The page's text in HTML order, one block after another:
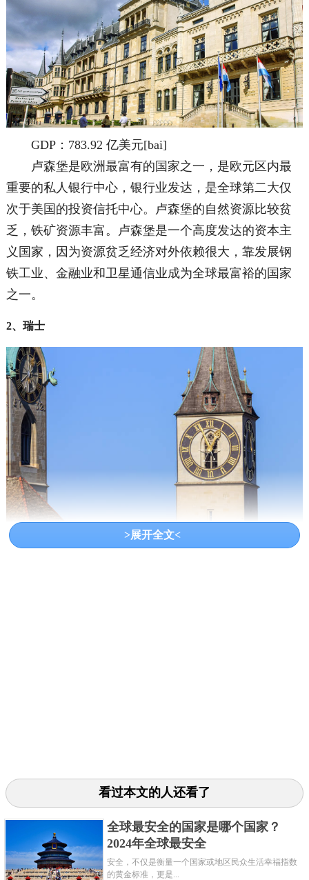
GDP：783.92 亿美元[bai]
卢森堡是欧洲最富有的国家之一，是欧元区内最
重要的私人银行中心，银行业发达，是全球第二大仅
次于美国的投资信托中心。卢森堡的自然资源比较贫
乏，铁矿资源丰富。卢森堡是一个高度发达的资本主
义国家，因为资源贫乏经济对外依赖很大，靠发展钢
铁工业、金融业和卫星通信业成为全球最富裕的国家
之一。
2、瑞士
GDP：约 4819 亿美元
挪威是位于欧洲中部，是世界上最富裕的国家和
最宜居的国家之一，全球第四大航运国，是一个拥有
多种文化和语言多民族的国家，在多个方面都有独特
>展开全文<
看过本文的人还看了
全球最安全的国家是哪个国家？
2024年全球最安全
安全，不仅是衡量一个国家或地区民众生活幸福指数
的黄金标准，更是...